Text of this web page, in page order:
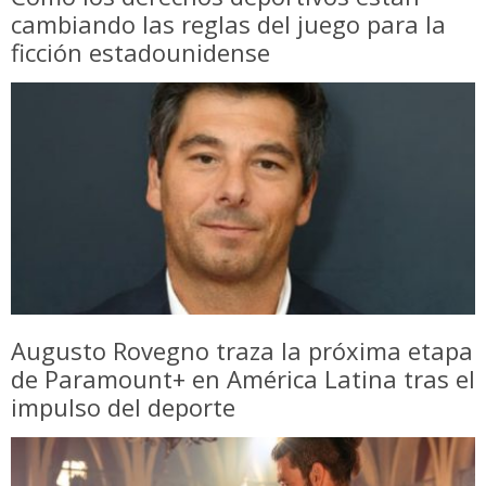
cambiando las reglas del juego para la
ficción estadounidense
Augusto Rovegno traza la próxima etapa
de Paramount+ en América Latina tras el
impulso del deporte